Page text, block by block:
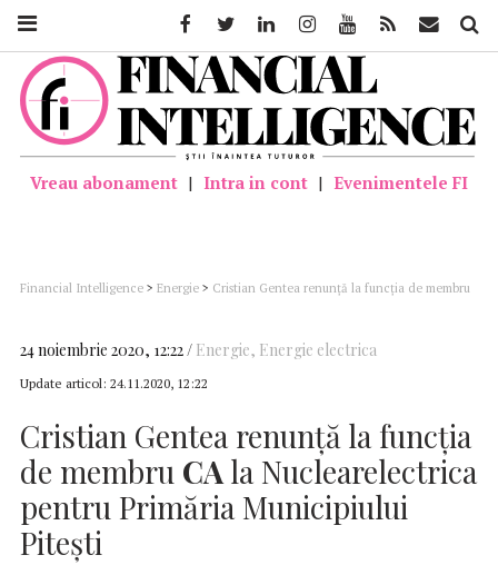
Vreau abonament | Intra in cont | Evenimentele FI
Financial Intelligence > Energie > Cristian Gentea renunţă la funcţia de membru
24 noiembrie 2020, 12:22 Energie, Energie electrica
Update articol: 24.11.2020, 12:22
Cristian Gentea renunţă la funcţia
de membru CA la Nuclearelectrica
pentru Primăria Municipiului
Pitești
FacebookTwitter LinkedinInstagramYoutube Feed Mail